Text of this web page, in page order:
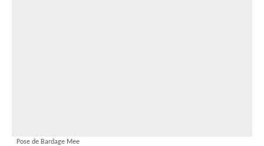
Pose de Bardage Mee